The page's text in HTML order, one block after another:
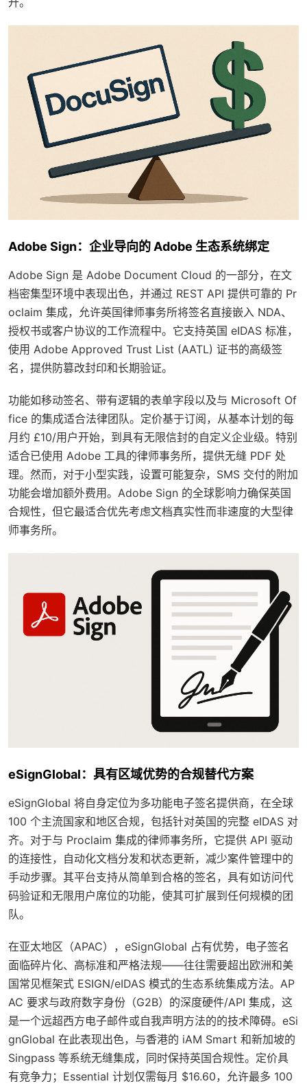
Adobe Sign：企业导向的 Adobe 生态系统绑定
Adobe Sign 是 Adobe Document Cloud 的一部分，在文
档密集型环境中表现出色，并通过 REST API 提供可靠的 Pr
oclaim 集成，允许英国律师事务所将签名直接嵌入 NDA、
授权书或客户协议的工作流程中。它支持英国 eIDAS 标准，
使用 Adobe Approved Trust List (AATL) 证书的高级签
名，提供防篡改封印和长期验证。
功能如移动签名、带有逻辑的表单字段以及与 Microsoft Of
fice 的集成适合法律团队。定价基于订阅，从基本计划的每
月约 £10/用户开始，到具有无限信封的自定义企业级。特别
适合已使用 Adobe 工具的律师事务所，提供无缝 PDF 处
理。然而，对于小型实践，设置可能复杂，SMS 交付的附加
功能会增加额外费用。Adobe Sign 的全球影响力确保英国
合规性，但它最适合优先考虑文档真实性而非速度的大型律
师事务所。
eSignGlobal：具有区域优势的合规替代方案
eSignGlobal 将自身定位为多功能电子签名提供商，在全球
100 个主流国家和地区合规，包括针对英国的完整 eIDAS 对
齐。对于与 Proclaim 集成的律师事务所，它提供 API 驱动
的连接性，自动化文档分发和状态更新，减少案件管理中的
手动步骤。其平台支持从简单到合格的签名，具有如访问代
码验证和无限用户席位的功能，使其可扩展到任何规模的团
队。
在亚太地区（APAC），eSignGlobal 占有优势，电子签名
面临碎片化、高标准和严格法规——往往需要超出欧洲和美
国常见框架式 ESIGN/eIDAS 模式的生态系统集成方法。AP
AC 要求与政府数字身份（G2B）的深度硬件/API 集成，这
是一个远超西方电子邮件或自我声明方法的的技术障碍。eSi
gnGlobal 在此表现出色，与香港的 iAM Smart 和新加坡的
Singpass 等系统无缝集成，同时保持英国合规性。定价具
有竞争力；Essential 计划仅需每月 $16.60，允许最多 100